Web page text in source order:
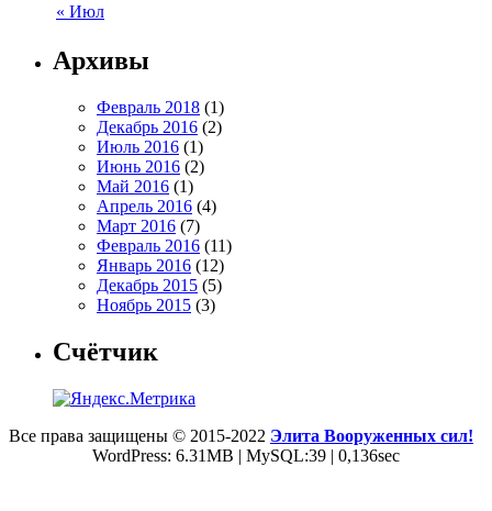
« Июл
Архивы
Февраль 2018 (1)
Декабрь 2016 (2)
Июль 2016 (1)
Июнь 2016 (2)
Май 2016 (1)
Апрель 2016 (4)
Март 2016 (7)
Февраль 2016 (11)
Январь 2016 (12)
Декабрь 2015 (5)
Ноябрь 2015 (3)
Счётчик
Все права защищены © 2015-2022 Элита Вооруженных сил!
WordPress: 6.31MB | MySQL:39 | 0,136sec